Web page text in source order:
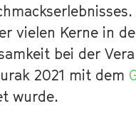
vielen Kerne in
bei der
2021 mit dem
wurde.